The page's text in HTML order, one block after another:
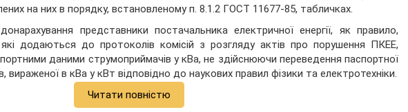
на них в порядку, встановленому п. 8.1.2 ГОСТ 11677-85, табличках.
представники постачальника електричної енергії, як правило,
додаються до протоколів комісій з розгляду актів про порушення ПКЕЕ,
даними струмоприймачів у кВа, не здійснюючи переведення паспортної
вираженої в кВа у кВт відповідно до наукових правил фізики та електротехніки.
Читати повністю